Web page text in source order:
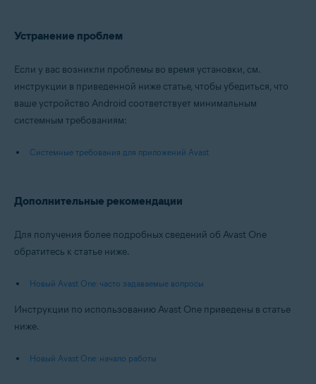
Устранение проблем
Если у вас возникли проблемы во время установки, см.
инструкции в приведенной ниже статье, чтобы убедиться, что
ваше устройство Android соответствует минимальным
системным требованиям:
Системные требования для приложений Avast
Дополнительные рекомендации
Для получения более подробных сведений об Avast One
обратитесь к статье ниже.
Новый Avast One: часто задаваемые вопросы
Инструкции по использованию Avast One приведены в статье
ниже.
Новый Avast One: начало работы